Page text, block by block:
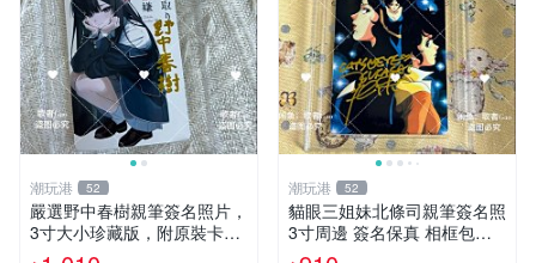
潮玩港 52
嚴選野中春樹親筆簽名照片，
3寸大小珍藏版，附原裝卡
磚。青春探偵迷必收！ 青春
潮玩港 52
貓眼三姐妹北條司親筆簽名照
3寸周邊 簽名保真 相框包裝
貓眼三姐妹 北條司 周邊 貓眼